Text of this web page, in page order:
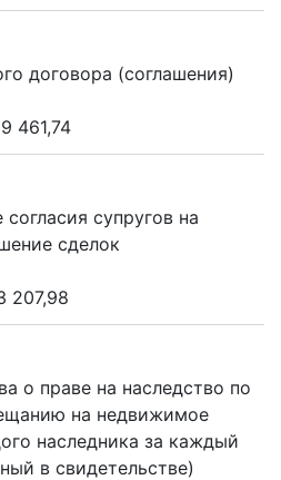
договора (соглашения)
461,74
супругов на
сделок
207,98
о праве на наследство по
на недвижимое
наследника за каждый
в свидетельстве)